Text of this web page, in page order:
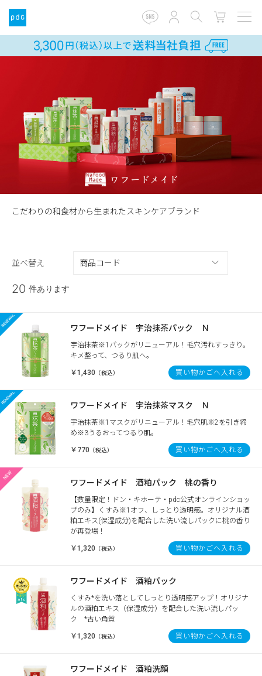
こだわりの和食材から生まれたスキンケアブランド
並べ替え
20 件あります
ワフードメイド 宇治抹茶パック Ｎ
宇治抹茶※1パックがリニューアル！毛穴汚れすっきり。
キメ整って、つるり肌へ。
￥1,430 （税込） 買い物かごへ入れる
ワフードメイド 宇治抹茶マスク Ｎ
宇治抹茶※1マスクがリニューアル！毛穴肌※2を引き締
め※3うるおってつるり肌。
￥770 （税込） 買い物かごへ入れる
ワフードメイド 酒粕パック 桃の香り
【数量限定！ドン・キホーテ・pdc公式オンラインショッ
プのみ】くすみ※1オフ、しっとり透明感。オリジナル酒
粕エキス(保湿成分)を配合した洗い流しパックに桃の香り
が再登場！
￥1,320 （税込） 買い物かごへ入れる
ワフードメイド 酒粕パック
くすみ*を洗い落としてしっとり透明感アップ！オリジナ
ルの酒粕エキス（保湿成分）を配合した洗い流しパッ
ク *古い角質
￥1,320 （税込） 買い物かごへ入れる
ワフードメイド 酒粕洗顔